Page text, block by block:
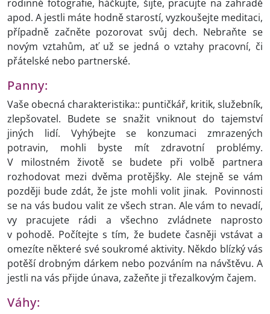
rodinné fotografie, háčkujte, šijte, pracujte na zahradě
apod. A jestli máte hodně starostí, vyzkoušejte meditaci,
případně začněte pozorovat svůj dech. Nebraňte se
novým vztahům, ať už se jedná o vztahy pracovní, či
přátelské nebo partnerské.
Panny:
Vaše obecná charakteristika:: puntičkář, kritik, služebník,
zlepšovatel. Budete se snažit vniknout do tajemství
jiných lidí. Vyhýbejte se konzumaci zmrazených
potravin, mohli byste mít zdravotní problémy.
V milostném životě se budete při volbě partnera
rozhodovat mezi dvěma protějšky. Ale stejně se vám
později bude zdát, že jste mohli volit jinak. Povinnosti
se na vás budou valit ze všech stran. Ale vám to nevadí,
vy pracujete rádi a všechno zvládnete naprosto
v pohodě. Počítejte s tím, že budete časněji vstávat a
omezíte některé své soukromé aktivity. Někdo blízký vás
potěší drobným dárkem nebo pozváním na návštěvu. A
jestli na vás přijde únava, zažeňte ji třezalkovým čajem.
Váhy: